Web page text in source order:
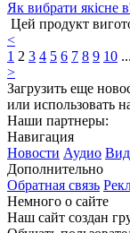
Як вибрати якісне
Цей продукт
<
1 2 3 4 5 6 7 8 9 10 ...
>
Загрузить еще
или использовать
Наши партнеры:
Навигация
Новости Аудио
Дополнительно
Обратная связь
Немного о сайте
Наш сайт создан